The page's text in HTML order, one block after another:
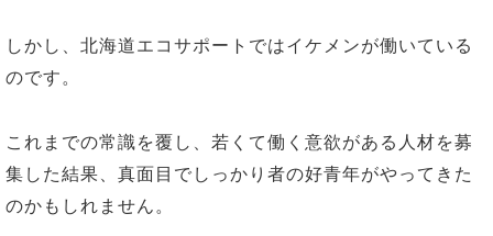
しかし、北海道エコサポートではイケメンが働いている
のです。
これまでの常識を覆し、若くて働く意欲がある人材を募
集した結果、真面目でしっかり者の好青年がやってきた
のかもしれません。